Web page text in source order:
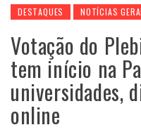
DESTAQUES NOTÍCIAS
Votação do
tem início na
universidades,
online